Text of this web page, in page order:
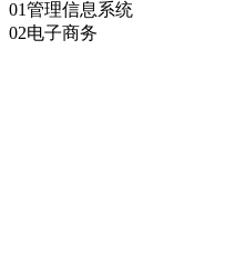
01管理信息系统
02电子商务